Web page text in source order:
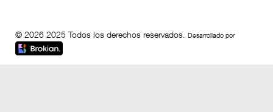
© 2026 2025 Todos los derechos reservados. Desarrollado por